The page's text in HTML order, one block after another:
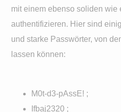
mit einem ebenso soliden wie
authentifizieren. Hier sind
und starke Passwörter, von
lassen können:
M0t-d3-pAssE! ;
Ifbaj2320 ;